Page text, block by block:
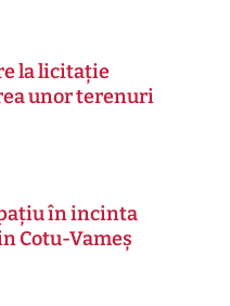
la licitație
unor terenuri
în incinta
Cotu-Vameș